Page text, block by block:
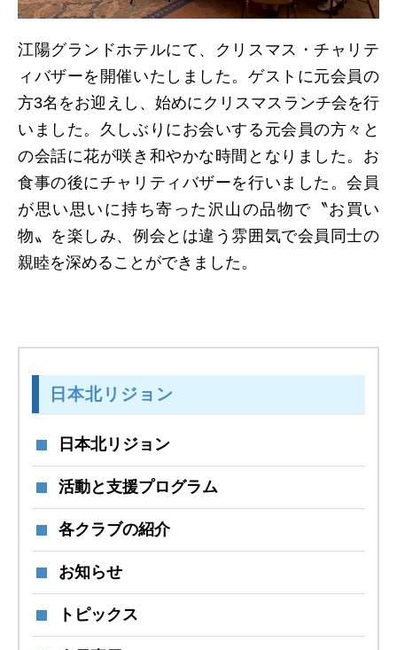
江陽グランドホテルにて、クリスマス・チャリテ
ィバザーを開催いたしました。ゲストに元会員の
方3名をお迎えし、始めにクリスマスランチ会を行
いました。久しぶりにお会いする元会員の方々と
の会話に花が咲き和やかな時間となりました。お
食事の後にチャリティバザーを行いました。会員
が思い思いに持ち寄った沢山の品物で〝お買い
物〟を楽しみ、例会とは違う雰囲気で会員同士の
親睦を深めることができました。
日本北リジョン
日本北リジョン
活動と支援プログラム
各クラブの紹介
お知らせ
トピックス